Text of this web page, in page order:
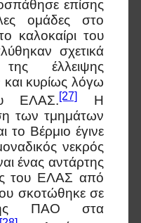
επίσης
ομάδες στο
καλοκαίρι του
σχετικά
έλλειψης
κυρίως λόγω
ΕΛΑΣ.[27]
Η
των τμημάτων
Βέρμιο έγινε
νεκρός
ένας αντάρτης
του ΕΛΑΣ από
σκοτώθηκε σε
ΠΑΟ στα